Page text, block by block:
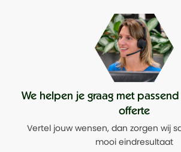
We helpen je graag met
offerte
Vertel jouw wensen, dan zorgen wij
mooi eindresultaat